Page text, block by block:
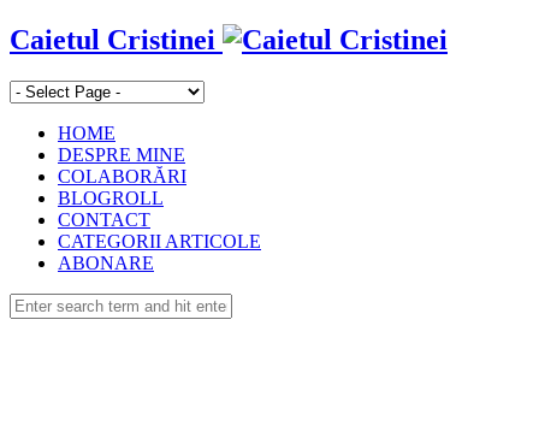
Caietul Cristinei
HOME
DESPRE MINE
COLABORĂRI
BLOGROLL
CONTACT
CATEGORII ARTICOLE
ABONARE